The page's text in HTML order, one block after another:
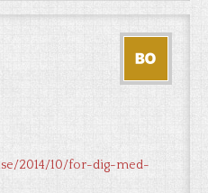
2014/10/for-dig-med-